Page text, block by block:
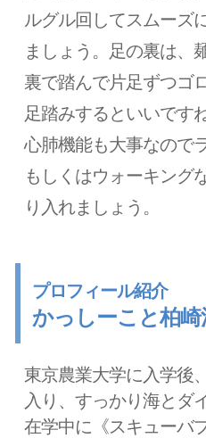
ルグル回してスムーズ
ましょう。足の裏は、
裏で踏んで片足ずつゴ
足踏みするといいですね
心肺機能も大事なので
もしくはウォーキング
り入れましょう。
プロフィール紹介
かっしーこと柏
東京農業大学に入学後
入り、すっかり海とダ
在学中に《スキューバ